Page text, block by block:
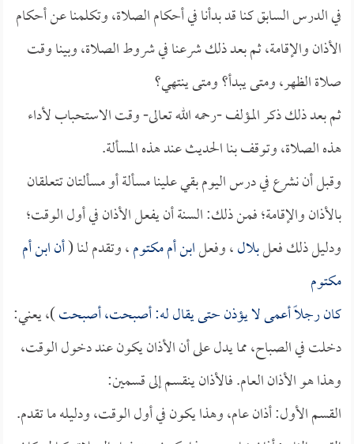
في الدرس السابق كنا قد بدأنا في أحكام الصلاة، وتكلمنا عن أحكام
الأذان والإقامة، ثم بعد ذلك شرعنا في شروط الصلاة، وبينا وقت
صلاة الظهر، ومتى يبدأ؟ ومتى ينتهي؟
ثم بعد ذلك ذكر المؤلف -رحمه الله تعالى- وقت الاستحباب لأداء
هذه الصلاة، وتوقف بنا الحديث عند هذه المسألة.
وقبل أن نشرع في درس اليوم بقي علينا مسألة أو مسألتان تتعلقان
بالأذان والإقامة؛ فمن ذلك: السنة أن يفعل الأذان في أول الوقت؛
ودليل ذلك فعلبلال، وفعلابن أم مكتوم، وتقدم لنا (أنابن أم
مكتوم
كان رجلاً أعمى لا يؤذن حتى يقال له: أصبحت، أصبحت)، يعني:
دخلت في الصباح، مما يدل على أن الأذان يكون عند دخول الوقت،
وهذا هو الأذان العام. فالأذان ينقسم إلى قسمين:
القسم الأول: أذان عام، وهذا يكون في أول الوقت، ودليله ما تقدم.